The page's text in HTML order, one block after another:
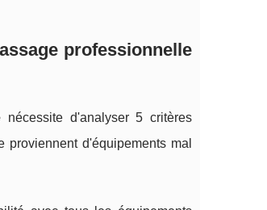
professionnelle
nécessite d'analyser 5 critères
d'équipements mal